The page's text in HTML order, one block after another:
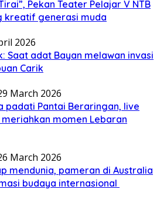
Pekan Teater Pelajar V NTB
kreatif generasi muda
2026
Saat adat Bayan melawan invasi
Carik
March 2026
padati Pantai Beraringan, live
momen Lebaran
March 2026
mendunia, pameran di Australia
budaya internasional